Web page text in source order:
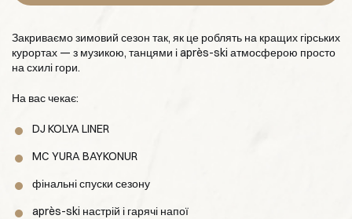
Закриваємо зимовий сезон так, як це роблять на кращих гірських
курортах — з музикою, танцями і après-ski атмосферою просто
на схилі гори.
На вас чекає:
DJ KOLYA LINER
MC YURA BAYKONUR
фінальні спуски сезону
après-ski настрій і гарячі напої